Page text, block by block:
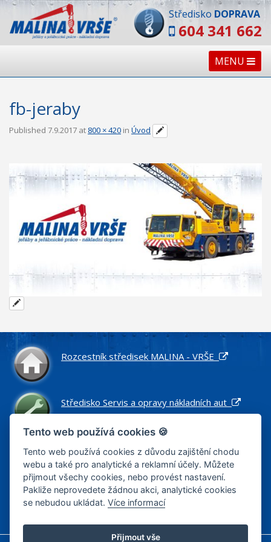
Středisko DOPRAVA
604 341 662
MENU
fb-jeraby
Published 7.9.2017 at 800 × 420 in Úvod
Rozcestník středisek MALINA - VRŠE
Středisko Servis a opravy nákladních aut
Středisko Náhradní díly pro nákladní vozidla
Středisko Zemní práce a stavby
Tento web používá cookies 🍪
Tento web používá cookies z důvodu zajištění chodu
webu a také pro analytické a reklamní účely. Můžete
přijmout všechy cookies, nebo provést nastavení.
Pakliže neprovedete žádnou akci, analytické cookies
se nebudou ukládat.Více informací
Přijmout vše